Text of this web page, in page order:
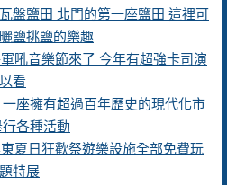
盤鹽田 北門的第一座鹽田 這裡可
鹽挑鹽的樂趣
軍吼音樂節來了 今年有超強卡司演
看
一座擁有超過百年歷史的現代化市
各種活動
東夏日狂歡祭遊樂設施全部免費玩
特展